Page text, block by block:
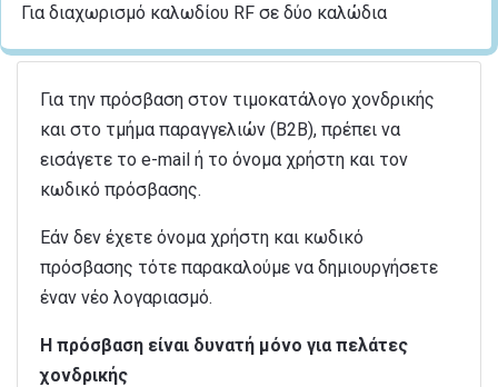
Για διαχωρισμό καλωδίου RF σε δύο καλώδια
Για την πρόσβαση στον τιμοκατάλογο χονδρικής
και στο τμήμα παραγγελιών (B2B), πρέπει να
εισάγετε το e-mail ή το όνομα χρήστη και τον
κωδικό πρόσβασης.
Εάν δεν έχετε όνομα χρήστη και κωδικό
πρόσβασης τότε παρακαλούμε να δημιουργήσετε
έναν νέο λογαριασμό.
Η πρόσβαση είναι δυνατή μόνο για πελάτες
χονδρικής